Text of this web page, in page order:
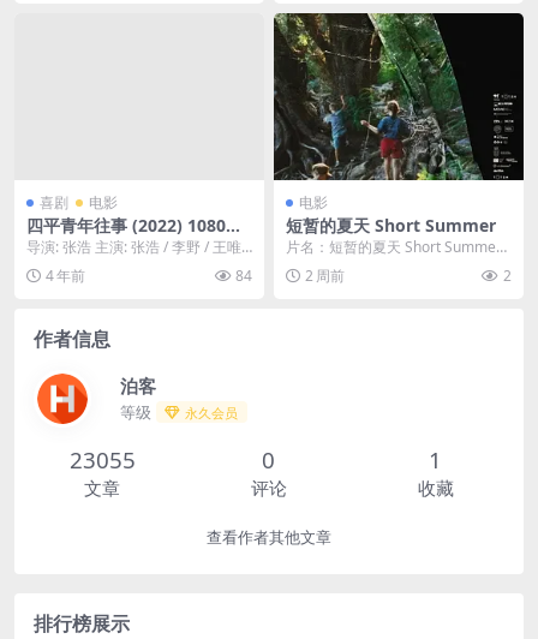
喜剧 电影
四平青年往事 (2022) 1080中
字
导演: 张浩 主演: 张浩 / 李野 / 王唯
类型: 剧情 / 喜剧 制片国家...
4 年前 84
电影
短暂的夏天 Short Summer‎
片名：短暂的夏天 Short Summer‎
分类：电影 详情介绍 《短暂的夏
天...2 周前 2
作者信息
泊客
等级 永久会员
23055
文章
0
评论
1
收藏
查看作者其他文章
排行榜展示